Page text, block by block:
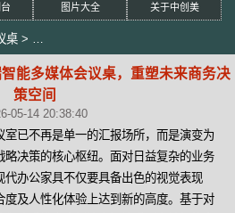
图片大全 关于中创美
桌 > 流光智境·极简交响：高端智能多媒体
能多媒体会议桌，重塑未来商务决
策空间
05-14 20:38:40
已不再是单一的汇报场所，而是演变为
略决策的核心枢纽。面对日益复杂的业务
代办公家具不仅要具备出色的视觉表现
度及人性化体验上达到新的高度。基于对